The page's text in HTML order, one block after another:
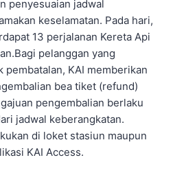
penyesuaian jadwal
keselamatan. Pada hari,
13 perjalanan Kereta Api
pelanggan yang
pembatalan, KAI memberikan
bea tiket (refund)
pengembalian berlaku
jadwal keberangkatan.
di loket stasiun maupun
KAI Access.